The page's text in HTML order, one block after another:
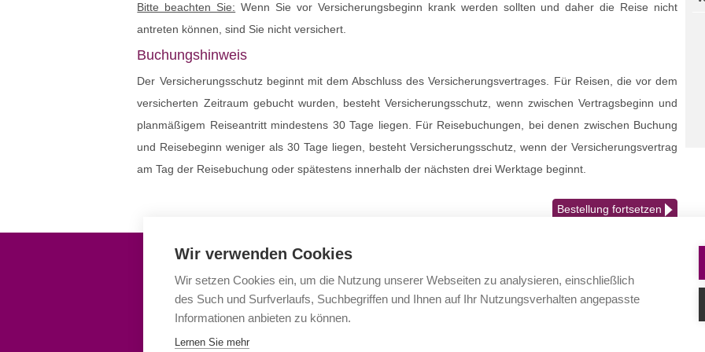
Bitte beachten Sie: Wenn Sie vor Versicherungsbeginn krank werden sollten und daher die Reise nicht
antreten können, sind Sie nicht versichert.
Buchungshinweis
Der Versicherungsschutz beginnt mit dem Abschluss des Versicherungsvertrages. Für Reisen, die vor dem
versicherten Zeitraum gebucht wurden, besteht Versicherungsschutz, wenn zwischen Vertragsbeginn und
planmäßigem Reiseantritt mindestens 30 Tage liegen. Für Reisebuchungen, bei denen zwischen Buchung
und Reisebeginn weniger als 30 Tage liegen, besteht Versicherungsschutz, wenn der Versicherungsvertrag
am Tag der Reisebuchung oder spätestens innerhalb der nächsten drei Werktage beginnt.
Bestellung fortsetzen
Wir verwenden Cookies
Wir setzen Cookies ein, um die Nutzung unserer Webseiten zu analysieren, einschließlich
des Such und Surfverlaufs, Suchbegriffen und Ihnen auf Ihr Nutzungsverhalten angepasste
Informationen anbieten zu können.
Lernen Sie mehr